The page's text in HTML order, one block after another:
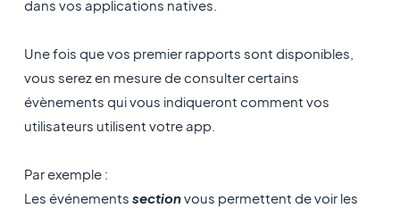
dans vos applications natives.
Une fois que vos premier rapports sont disponibles,
vous serez en mesure de consulter certains
évènements qui vous indiqueront comment vos
utilisateurs utilisent votre app.
Par exemple :
Les événements sectionvous permettent de voir les